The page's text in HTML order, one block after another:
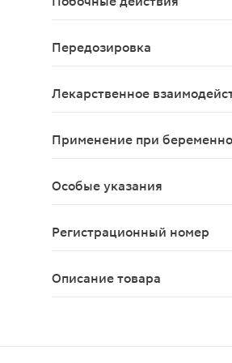
В соответствии с
Передозировка
Лекарственное
Применение при
Особые указания
Регистрационный номер
Описание товара